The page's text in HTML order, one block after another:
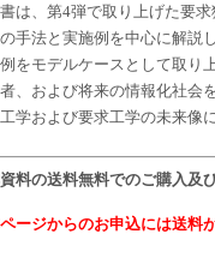
は、第4弾で取り上げた要求
手法と実施例を中心に解説
をモデルケースとして取り
、および将来の情報化社会
学および要求工学の未来像
資料の送料無料でのご購入及
ージからのお申込には送料